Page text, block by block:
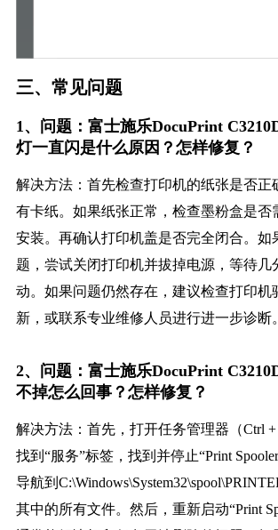
三、常见问题
1、问题：富士施乐DocuPrint
灯一直闪是什么原因？怎样修复？
解决方法：首先检查打印机的纸张是否正
有卡纸。如果纸张正常，检查墨粉盒是否
安装。再确认打印机盖是否完全闭合。如
题，尝试关闭打印机并拔掉电源，等待几
动。如果问题仍然存在，建议检查打印机
新，或联系专业维修人员进行进一步诊断。
2、问题：富士施乐DocuPrint
不掉怎么回事？怎样修复？
解决方法：首先，打开任务管理器（Ctrl +
找到“服务”标签，找到并停止“Print
导航到
其中的所有文件。然后，重新启动“Print